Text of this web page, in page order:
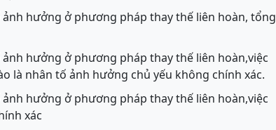
hưởng ở phương pháp thay thế liên hoàn, tổng
hưởng ở phương pháp thay thế liên hoàn,việc
là nhân tố ảnh hưởng chủ yếu không chính xác.
hưởng ở phương pháp thay thế liên hoàn,việc
xác